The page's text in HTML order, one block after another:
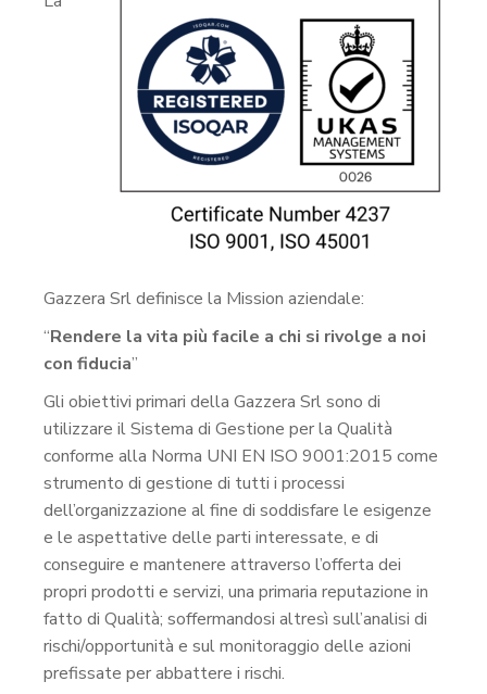
Gazzera Srl definisce la Mission aziendale:
“Rendere la vita più facile a chi si rivolge a noi
con fiducia”
Gli obiettivi primari della Gazzera Srl sono di
utilizzare il Sistema di Gestione per la Qualità
conforme alla Norma UNI EN ISO 9001:2015 come
strumento di gestione di tutti i processi
dell’organizzazione al fine di soddisfare le esigenze
e le aspettative delle parti interessate, e di
conseguire e mantenere attraverso l’offerta dei
propri prodotti e servizi, una primaria reputazione in
fatto di Qualità; soffermandosi altresì sull’analisi di
rischi/opportunità e sul monitoraggio delle azioni
prefissate per abbattere i rischi.